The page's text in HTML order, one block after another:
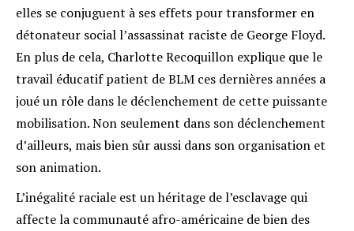
elles se conjuguent à ses effets pour transformer en
détonateur social l’assassinat raciste de George Floyd.
En plus de cela, Charlotte Recoquillon explique que le
travail éducatif patient de BLM ces dernières années a
joué un rôle dans le déclenchement de cette puissante
mobilisation. Non seulement dans son déclenchement
d’ailleurs, mais bien sûr aussi dans son organisation et
son animation.
L’inégalité raciale est un héritage de l’esclavage qui
affecte la communauté afro-américaine de bien des